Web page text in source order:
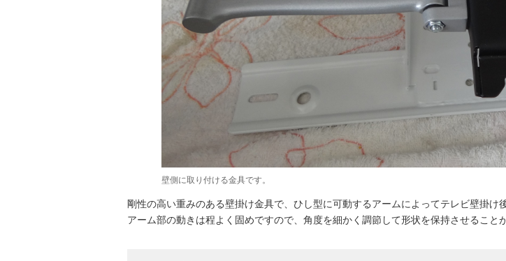
壁側に取り付ける金具です。
剛性の高い重みのある壁掛け金具で、ひし型に可動するアームによってテレビ壁掛け
アーム部の動きは程よく固めですので、角度を細かく調節して形状を保持させること